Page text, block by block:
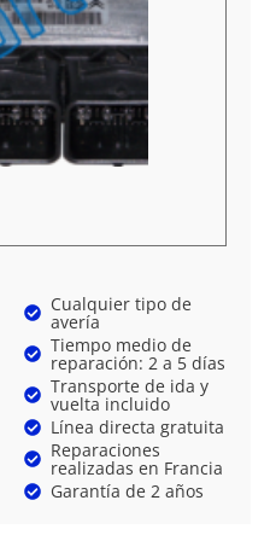
Cualquier tipo de
avería
Tiempo medio de
reparación: 2 a 5 días
Transporte de ida y
vuelta incluido
Línea directa gratuita
Reparaciones
realizadas en Francia
Garantía de 2 años